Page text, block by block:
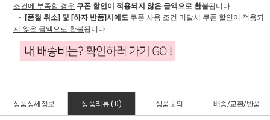
조건에 부족할 경우 쿠폰 할인이 적용되지 않은 금액으로 환불됩니다.
- [품절 취소] 및 [하자 반품]시에도 쿠폰 사용 조건 미달시 쿠폰 할인이 적용되
지 않은 금액으로 환불됩니다.
상품상세정보 상품리뷰 ( 0) 상품문의 배송/교환/반품